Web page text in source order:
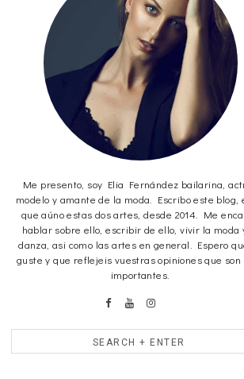
Me presento, soy Elia Fernández bailarina,
modelo y amante de la moda. Escribo este blog,
que aúno estas dos artes, desde 2014. Me
hablar sobre ello, escribir de ello, vivir la moda
danza, asi como las artes en general. Espero
guste y que reflejeis vuestras opiniones que son
importantes.